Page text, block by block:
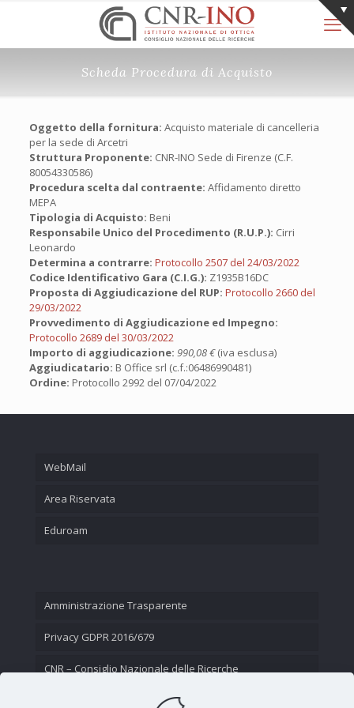
Scheda Procedura di Acquisto
Oggetto della fornitura: Acquisto materiale di cancelleria
per la sede di Arcetri
Struttura Proponente: CNR-INO Sede di Firenze (C.F.
80054330586)
Procedura scelta dal contraente: Affidamento diretto
MEPA
Tipologia di Acquisto: Beni
Responsabile Unico del Procedimento (R.U.P.): Cirri
Leonardo
Determina a contrarre: Protocollo 2507 del 24/03/2022
Codice Identificativo Gara (C.I.G.): Z1935B16DC
Proposta di Aggiudicazione del RUP: Protocollo 2660 del
29/03/2022
Provvedimento di Aggiudicazione ed Impegno:
Protocollo 2689 del 30/03/2022
Importo di aggiudicazione: 990,08 €(iva esclusa)
Aggiudicatario: B Office srl (c.f.:06486990481)
Ordine: Protocollo 2992 del 07/04/2022
WebMail
Area Riservata
Eduroam
Amministrazione Trasparente
Privacy GDPR 2016/679
CNR – Consiglio Nazionale delle Ricerche